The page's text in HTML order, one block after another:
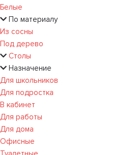
Белые
По материалу
Из сосны
Под дерево
Столы
Назначение
Для школьников
Для подростка
В кабинет
Для работы
Для дома
Офисные